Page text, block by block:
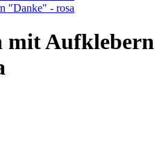
mit Aufklebern